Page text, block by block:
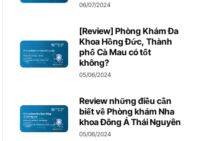
06/07/2024
[Review] Phòng Khám Đa
Khoa Hồng Đức, Thành
phố Cà Mau có tốt
không?
05/06/2024
Review những điều cần
biết về Phòng khám Nha
khoa Đông Á Thái Nguyên
05/06/2024